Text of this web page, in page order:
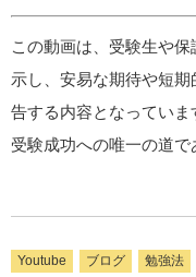
この動画は、受験生や
示し、安易な期待や短
告する内容となってい
受験成功への唯一の道で
Youtube ブログ 勉強法